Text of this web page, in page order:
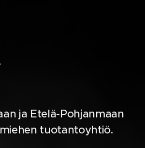
ja Etelä-Pohjanmaan
tuotantoyhtiö.